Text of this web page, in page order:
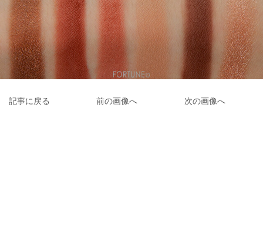
記事に戻る 前の画像へ 次の画像へ